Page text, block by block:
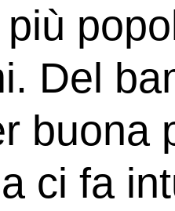
Del
buona
ci fa